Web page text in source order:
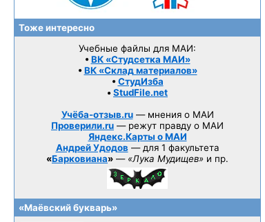
Тоже интересно
Учебные файлы для МАИ:
• ВК «Студсетка МАИ»
• ВК «Склад материалов»
• СтудИзба
• StudFile.net
Учёба-отзыв.ru— мнения о МАИ
Проверили.ru — режут правду о МАИ
Яндекс.Карты о МАИ
Андрей Удодов — для 1 факультета
«Барковиана» — «Лука Мудищев» и пр.
«Маёвский букварь»